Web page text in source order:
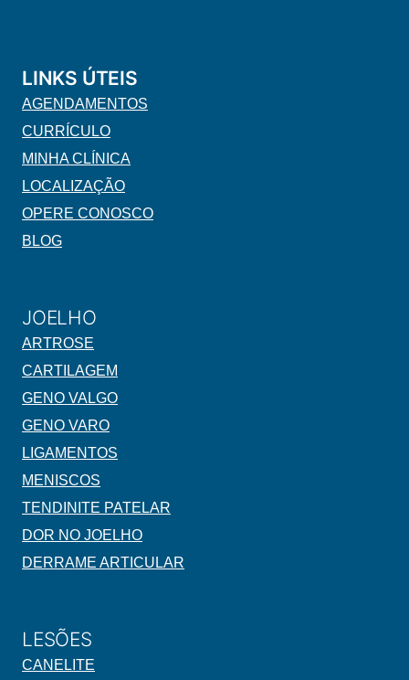
LINKS ÚTEIS
AGENDAMENTOS
CURRÍCULO
MINHA CLÍNICA
LOCALIZAÇÃO
OPERE CONOSCO
BLOG
JOELHO
ARTROSE
CARTILAGEM
GENO VALGO
GENO VARO
LIGAMENTOS
MENISCOS
TENDINITE PATELAR
DOR NO JOELHO
DERRAME ARTICULAR
LESÕES
CANELITE